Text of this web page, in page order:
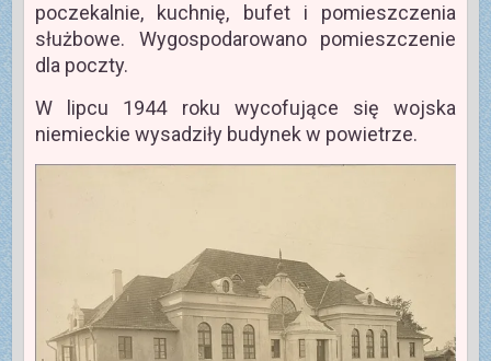
poczekalnie, kuchnię, bufet i pomieszczenia
służbowe. Wygospodarowano pomieszczenie
dla poczty.
W lipcu 1944 roku wycofujące się wojska
niemieckie wysadziły budynek w powietrze.